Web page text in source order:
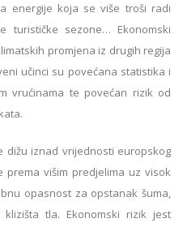
energije koja se više troši radi
turističke sezone… Ekonomski
promjena iz drugih regija
učinci su povećana statistika i
vrućinama te povećan rizik od
dižu iznad vrijednosti europskog
višim predjelima uz visok
opasnost za opstanak šuma,
tla. Ekonomski rizik jest